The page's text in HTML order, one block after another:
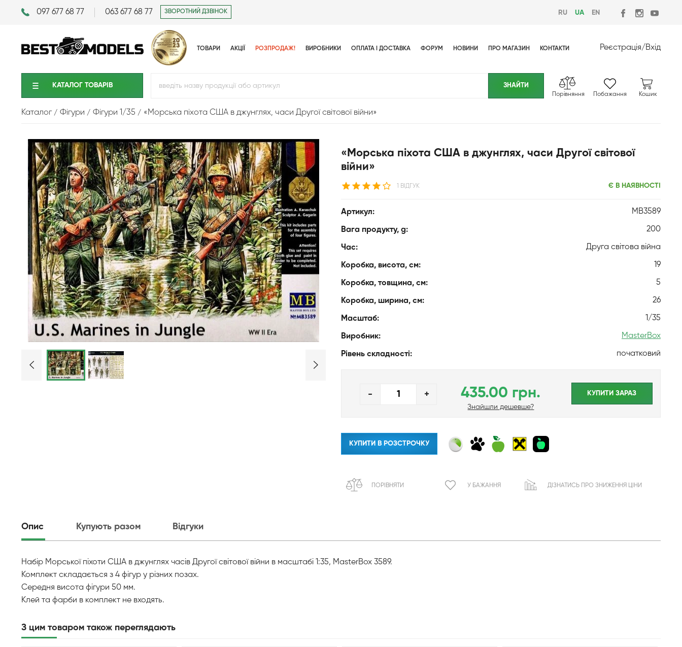
097 677 68 77 063 677 68 77 ЗВОРОТНИЙ ДЗВІНОК RU UA EN
ТОВАРИ АКЦІЇ РОЗПРОДАЖ! ВИРОБНИКИ ОПЛАТА І ДОСТАВКА ФОРУМ НОВИНИ ПРО МАГАЗИН КОНТАКТИ Реєстрація/Вхід
КАТАЛОГ ТОВАРIВ
Порівняння Побажання Кошик
Каталог Фігури Фігури 1/35 «Морська піхота США в джунглях, часи Другої світової війни»
«Морська піхота США в джунглях, часи Другої світової
війни»
1 ВІДГУК Є В НАЯВНОСТІ
Артикул: MB3589
Вага продукту, g: 200
Час: Друга світова війна
Коробка, висота, см: 19
Коробка, товщина, см: 5
Коробка, ширина, см: 26
Масштаб: 1/35
Виробник: MasterBox
Рівень складності: початковий
- + 435.00 грн.
Знайшли дешевше?
КУПИТИ ЗАРАЗ
КУПИТИ В РОЗСТРОЧКУ
ПОРІВНЯТИ У БАЖАННЯ ДІЗНАТИСЬ ПРО ЗНИЖЕННЯ ЦІНИ
Опис Купують разом Відгуки
Набір Морської піхоти США в джунглях часів Другої світової війни в масштабі 1:35, MasterBox 3589.
Комплект складається з 4 фігур у різних позах.
Середня висота фігури 50 мм.
Клей та фарби в комплект не входять.
З цим товаром також переглядають